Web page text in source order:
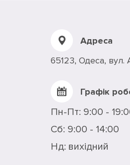
Адреса
65123, Одеса,
Графік
Пн-Пт: 9:00 -
Сб: 9:00 - 14:00
Нд: вихідний